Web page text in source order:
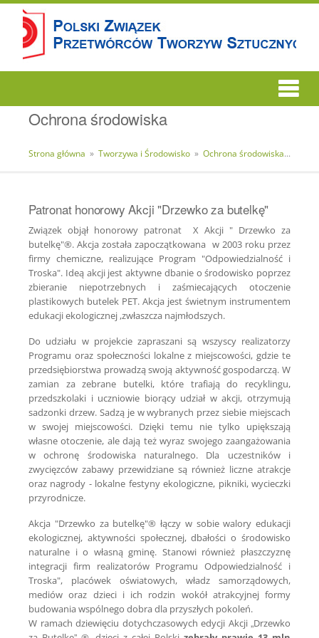
Ochrona środowiska
Strona główna » Tworzywa i Środowisko » Ochrona środowiska»
Patronat honorowy Akcji "Drzewko za butelkę"
Związek objął honorowy patronat X Akcji " Drzewko za
butelkę"®. Akcja została zapoczątkowana w 2003 roku przez
firmy chemiczne, realizujące Program "Odpowiedzialność i
Troska". Ideą akcji jest aktywne dbanie o środowisko poprzez
zbieranie niepotrzebnych i zaśmiecających otoczenie
plastikowych butelek PET. Akcja jest świetnym instrumentem
edukacji ekologicznej ,zwłaszcza najmłodszych.
Do udziału w projekcie zapraszani są wszyscy realizatorzy
Programu oraz społeczności lokalne z miejscowości, gdzie te
przedsiębiorstwa prowadzą swoją aktywność gospodarczą. W
zamian za zebrane butelki, które trafiają do recyklingu,
przedszkolaki i uczniowie biorący udział w akcji, otrzymują
sadzonki drzew. Sadzą je w wybranych przez siebie miejscach
w swojej miejscowości. Dzięki temu nie tylko upiększają
własne otoczenie, ale dają też wyraz swojego zaangażowania
w ochronę środowiska naturalnego. Dla uczestników i
zwycięzców zabawy przewidziane są również liczne atrakcje
oraz nagrody - lokalne festyny ekologiczne, pikniki, wycieczki
przyrodnicze.
Akcja "Drzewko za butelkę"® łączy w sobie walory edukacji
ekologicznej, aktywności społecznej, dbałości o środowisko
naturalne i o własną gminę. Stanowi również płaszczyznę
integracji firm realizatorów Programu Odpowiedzialność i
Troska", placówek oświatowych, władz samorządowych,
mediów oraz dzieci i ich rodzin wokół atrakcyjnej formy
budowania wspólnego dobra dla przyszłych pokoleń.
W ramach dziewięciu dotychczasowych edycji Akcji „Drzewko